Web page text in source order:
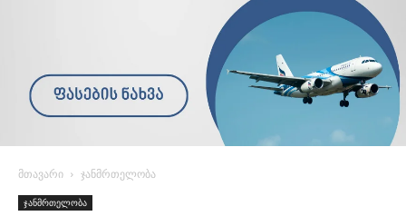
მთავარი ჯანმრთელობა
ჯანმრთელობა